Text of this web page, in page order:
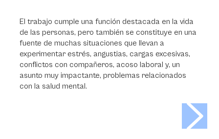
El trabajo cumple una función destacada en la vida
de las personas, pero también se constituye en una
fuente de muchas situaciones que llevan a
experimentar estrés, angustias, cargas excesivas,
conflictos con compañeros, acoso laboral y, un
asunto muy impactante, problemas relacionados
con la salud mental.